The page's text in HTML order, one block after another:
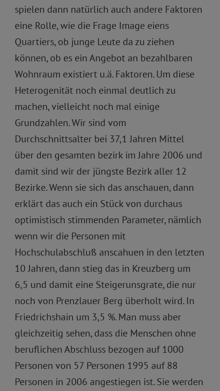
spielen dann natürlich auch andere Faktoren
eine Rolle, wie die Frage Image eiens
Quartiers, ob junge Leute da zu ziehen
können, ob es ein Angebot an bezahlbaren
Wohnraum existiert u.ä. Faktoren. Um diese
Heterogenität noch einmal deutlich zu
machen, vielleicht noch mal einige
Grundzahlen. Wir sind vom
Durchschnittsalter bei 37,1 Jahren Mittel
über den gesamten bezirk im Jahre 2006 und
damit sind wir der jüngste Bezirk aller 12
Bezirke. Wenn sie sich das anschauen, dann
erklärt das auch ein Stück von durchaus
optimistisch stimmenden Parameter, nämlich
wenn wir die Personen mit
Hochschulabschluß anscahuen in den letzten
10 Jahren, dann stieg das in Kreuzberg um
6,5 und damit eine Steigerunsgrate, die nur
noch von Prenzlauer Berg überholt wird. In
Friedrichshain um 3,5 %. Man muss aber
gleichzeitig sehen, dass die Menschen ohne
beruflichen Abschluss bezogen auf 1000
Personen von 57 Personen 1995 auf 88
Personen in 2006 angestiegen ist. Sie werden